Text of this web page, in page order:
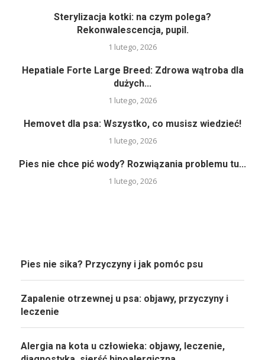
Sterylizacja kotki: na czym polega?
Rekonwalescencja, pupil.
1 lutego, 2026
Hepatiale Forte Large Breed: Zdrowa wątroba dla
dużych...
1 lutego, 2026
Hemovet dla psa: Wszystko, co musisz wiedzieć!
1 lutego, 2026
Pies nie chce pić wody? Rozwiązania problemu tu...
1 lutego, 2026
Pies nie sika? Przyczyny i jak pomóc psu
Zapalenie otrzewnej u psa: objawy, przyczyny i
leczenie
Alergia na kota u człowieka: objawy, leczenie,